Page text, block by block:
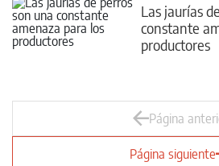
Las jaurías
constante
productores
Página
Página siguiente